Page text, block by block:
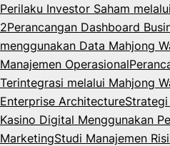
Perilaku Investor Saham
2Perancangan Dashboard
menggunakan Data Mahjong
Manajemen Operasional
Terintegrasi melalui Mahjong
Enterprise Architecture
Kasino Digital Menggunakan
MarketingStudi Manajemen